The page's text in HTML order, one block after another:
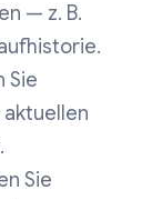
— z. B.
Sie
aktuellen
Sie